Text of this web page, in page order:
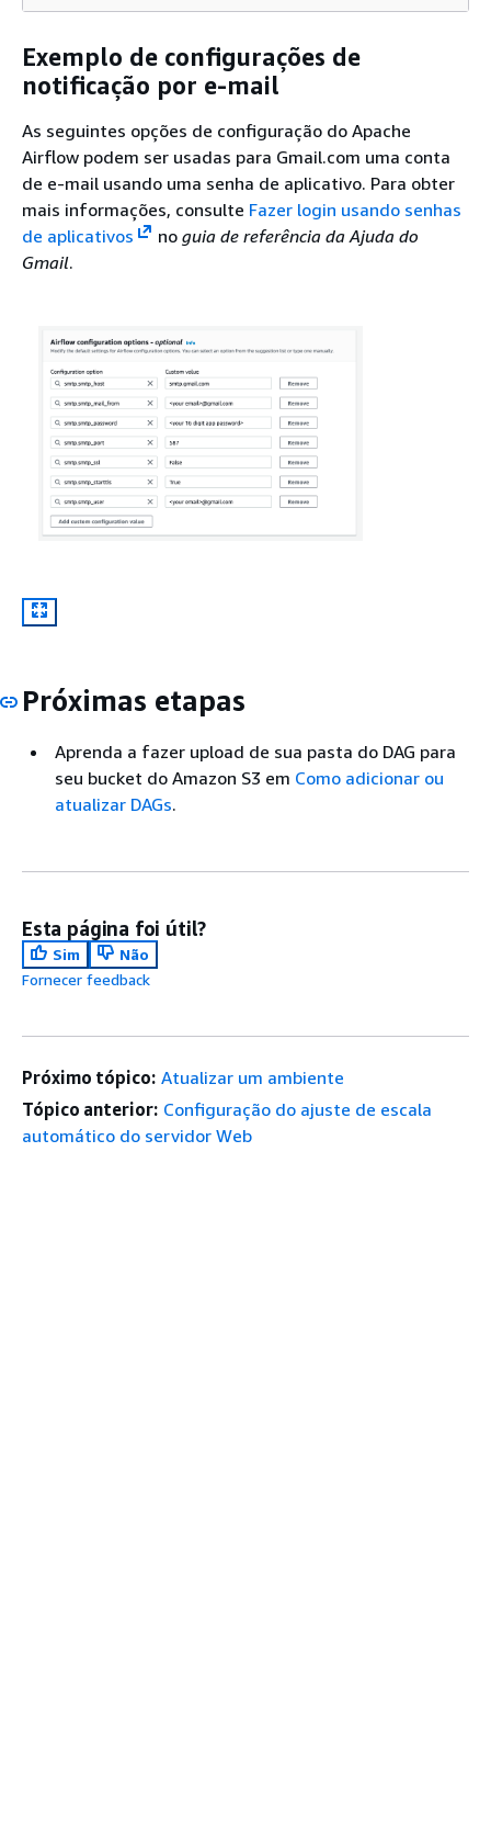
Exemplo de configurações de
notificação por e-mail
As seguintes opções de configuração do Apache
Airflow podem ser usadas para Gmail.com uma conta
de e-mail usando uma senha de aplicativo. Para obter
mais informações, consulte Fazer login usando senhas
de aplicativos
no guia de referência da Ajuda do
Gmail.
Próximas etapas
Aprenda a fazer upload de sua pasta do DAG para
seu bucket do Amazon S3 em Como adicionar ou
atualizar DAGs.
Esta página foi útil?
Sim
Não
Fornecer feedback
Próximo tópico: Atualizar um ambiente
Tópico anterior: Configuração do ajuste de escala
automático do servidor Web